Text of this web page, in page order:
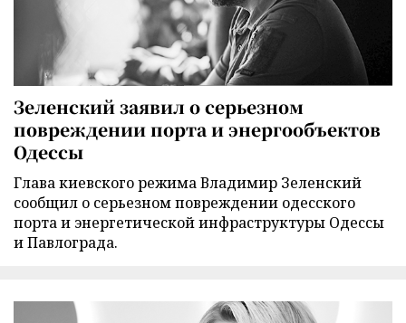
Зеленский заявил о серьезном
повреждении порта и энергообъектов
Одессы
Глава киевского режима Владимир Зеленский
сообщил о серьезном повреждении одесского
порта и энергетической инфраструктуры Одессы
и Павлограда.